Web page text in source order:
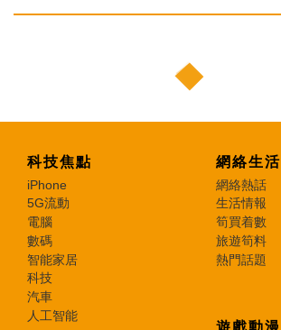
科技焦點
iPhone
5G流動
電腦
數碼
智能家居
科技
汽車
人工智能
網絡生活
網絡熱話
生活情報
筍買着數
旅遊筍料
熱門話題
遊戲動漫